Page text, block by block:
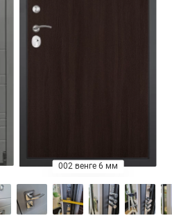
002 венге 6 мм